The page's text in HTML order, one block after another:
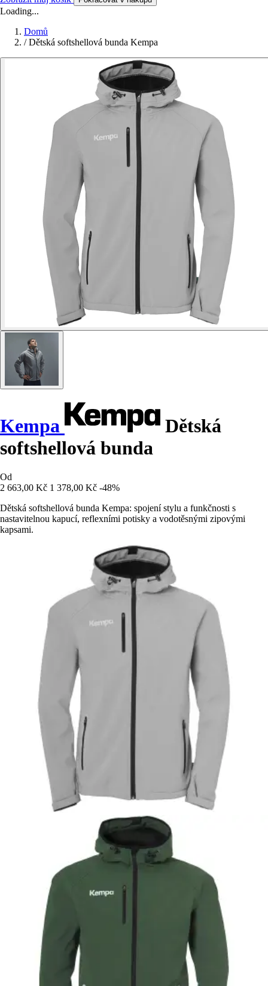
Loading...
Domů
/ Dětská softshellová bunda Kempa
Kempa
Dětská
softshellová bunda
Od
2 663,00 Kč 1 378,00 Kč -48%
Dětská softshellová bunda Kempa: spojení stylu a funkčnosti s
nastavitelnou kapucí, reflexními potisky a vodotěsnými zipovými
kapsami.